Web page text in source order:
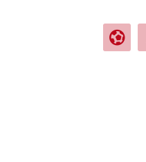
sports_and_outdoors